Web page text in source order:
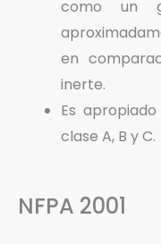
como un
en
inerte.
Es
clase A, B y C.
NFPA 2001